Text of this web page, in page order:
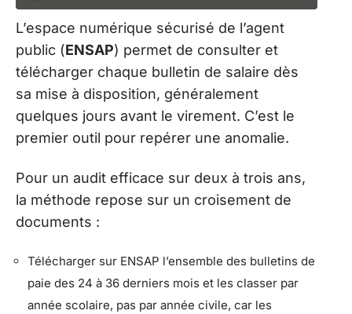
L’espace numérique sécurisé de l’agent
public (ENSAP) permet de consulter et
télécharger chaque bulletin de salaire dès
sa mise à disposition, généralement
quelques jours avant le virement. C’est le
premier outil pour repérer une anomalie.
Pour un audit efficace sur deux à trois ans,
la méthode repose sur un croisement de
documents :
Télécharger sur ENSAP l’ensemble des bulletins de
paie des 24 à 36 derniers mois et les classer par
année scolaire, pas par année civile, car les